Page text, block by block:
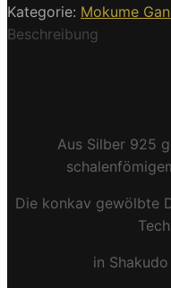
Kategorie: Mokume
Beschreibung
Aus Silber 925
Die konkav gewölbte
in